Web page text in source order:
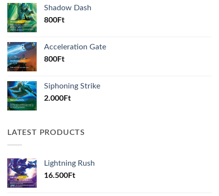
Shadow Dash
800Ft
Acceleration Gate
800Ft
Siphoning Strike
2.000Ft
LATEST PRODUCTS
Lightning Rush
16.500Ft